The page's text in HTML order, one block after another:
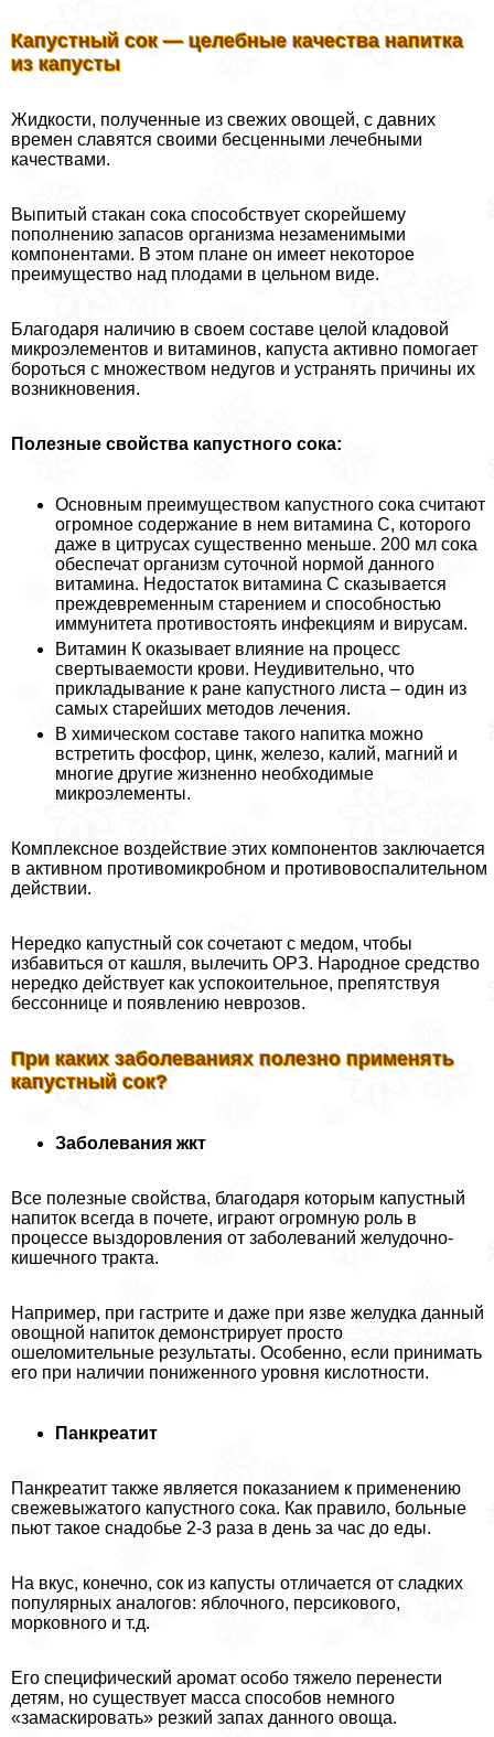
Капустный сок — целебные качества напитка
из капусты
Жидкости, полученные из свежих овощей, с давних
времен славятся своими бесценными лечебными
качествами.
Выпитый стакан сока способствует скорейшему
пополнению запасов организма незаменимыми
компонентами. В этом плане он имеет некоторое
преимущество над плодами в цельном виде.
Благодаря наличию в своем составе целой кладовой
микроэлементов и витаминов, капуста активно помогает
бороться с множеством недугов и устранять причины их
возникновения.
Полезные свойства капустного сока:
Основным преимуществом капустного сока считают
огромное содержание в нем витамина С, которого
даже в цитрусах существенно меньше. 200 мл сока
обеспечат организм суточной нормой данного
витамина. Недостаток витамина С сказывается
преждевременным старением и способностью
иммунитета противостоять инфекциям и вирусам.
Витамин К оказывает влияние на процесс
свертываемости крови. Неудивительно, что
прикладывание к ране капустного листа – один из
самых старейших методов лечения.
В химическом составе такого напитка можно
встретить фосфор, цинк, железо, калий, магний и
многие другие жизненно необходимые
микроэлементы.
Комплексное воздействие этих компонентов заключается
в активном противомикробном и противовоспалительном
действии.
Нередко капустный сок сочетают с медом, чтобы
избавиться от кашля, вылечить ОРЗ. Народное средство
нередко действует как успокоительное, препятствуя
бессоннице и появлению неврозов.
При каких заболеваниях полезно применять
капустный сок?
Заболевания жкт
Все полезные свойства, благодаря которым капустный
напиток всегда в почете, играют огромную роль в
процессе выздоровления от заболеваний желудочно-
кишечного тpaкта.
Например, при гастрите и даже при язве желудка данный
овощной напиток демонстрирует просто
ошеломительные результаты. Особенно, если принимать
его при наличии пониженного уровня кислотности.
Панкреатит
Панкреатит также является показанием к применению
свежевыжатого капустного сока. Как правило, больные
пьют такое снадобье 2-3 раза в день за час до еды.
На вкус, конечно, сок из капусты отличается от сладких
популярных аналогов: яблочного, персикового,
морковного и т.д.
Его специфический аромат особо тяжело перенести
детям, но существует масса способов немного
«замаскировать» резкий запах данного овоща.